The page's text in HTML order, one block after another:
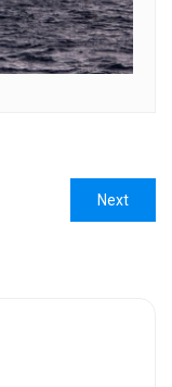
NextNext
post: